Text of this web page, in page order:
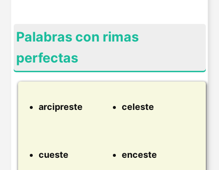
Palabras con rimas
perfectas
arcipreste celeste
cueste enceste